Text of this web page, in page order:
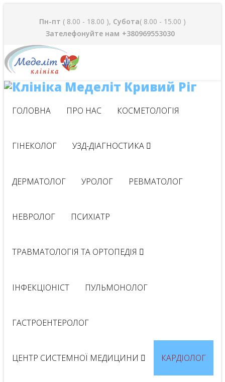
Пн-пт ( 8.00 - 18.00 ), Субота( 8.00 - 15.00 )
Зателефонуйте нам +380969553030
ГОЛОВНА ПРО НАС КОСМЕТОЛОГІЯ
ГІНЕКОЛОГ УЗД-ДІАГНОСТИКА
ДЕРМАТОЛОГ УРОЛОГ РЕВМАТОЛОГ
НЕВРОЛОГ ПСИХІАТР
ТРАВМАТОЛОГІЯ ТА ОРТОПЕДІЯ
ІНФЕКЦІОНІСТ ПУЛЬМОНОЛОГ
ГАСТРОЕНТЕРОЛОГ
ЦЕНТР СИСТЕМНОЇ МЕДИЦИНИ КАРДІОЛОГ